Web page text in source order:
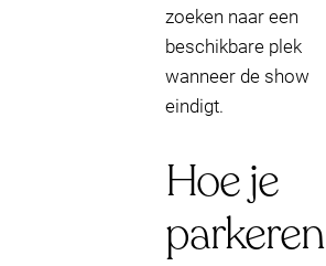
zoeken naar een
beschikbare plek
wanneer de show
eindigt.
Hoe je
parkeren